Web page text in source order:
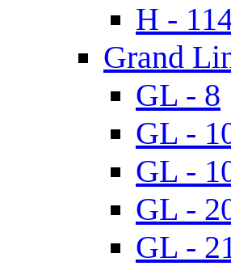
H -
Grand
GL - 8
GL -
GL -
GL -
GL -